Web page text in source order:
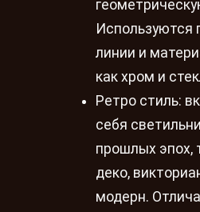
Используются
линии и
как хром и
Ретро стиль:
себя
прошлых эпох,
деко,
модерн.